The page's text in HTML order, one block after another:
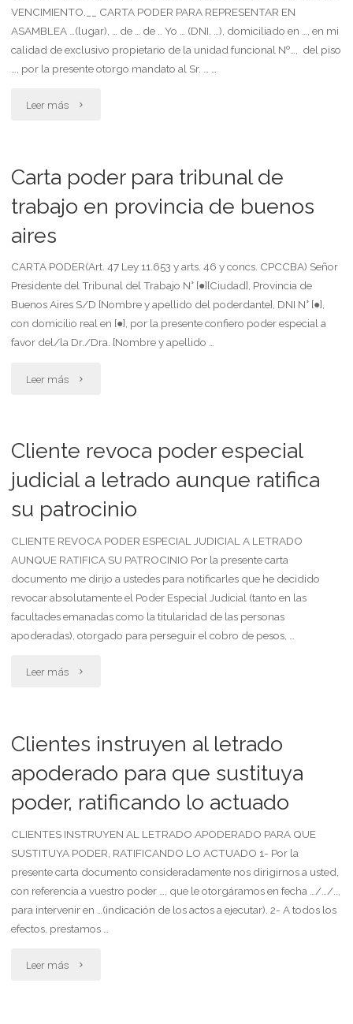
asamblea
por
VENCIMIENTO.__ CARTA PODER PARA REPRESENTAR EN
ASAMBLEA …(lugar), … de … de .. Yo … (DNI. …), domiciliado en …, en mi
calidad de exclusivo propietario de la unidad funcional Nº…, del piso
…, por la presente otorgo mandato al Sr. … …
Leer más "Carta
varias
asambleas
con
Carta poder para tribunal de
trabajo en provincia de buenos
aires
CARTA PODER(Art. 47 Ley 11.653 y arts. 46 y concs. CPCCBA) Señor
Presidente del Tribunal del Trabajo N° [●][Ciudad], Provincia de
Buenos Aires S/D [Nombre y apellido del poderdante], DNI N° [●],
con domicilio real en [●], por la presente confiero poder especial a
favor del/la Dr./Dra. [Nombre y apellido …
Leer más "Carta
tribunal
de
trabajo
en
provincia
Cliente revoca poder especial
judicial a letrado aunque ratifica
su patrocinio
CLIENTE REVOCA PODER ESPECIAL JUDICIAL A LETRADO
AUNQUE RATIFICA SU PATROCINIO Por la presente carta
documento me dirijo a ustedes para notificarles que he decidido
revocar absolutamente el Poder Especial Judicial (tanto en las
facultades emanadas como la titularidad de las personas
apoderadas), otorgado para perseguir el cobro de pesos, …
Leer más "Cliente
poder
especial
judicial
a
letrado
aunque
ratifica
Clientes instruyen al letrado
apoderado para que sustituya
poder, ratificando lo actuado
CLIENTES INSTRUYEN AL LETRADO APODERADO PARA QUE
SUSTITUYA PODER, RATIFICANDO LO ACTUADO 1- Por la
presente carta documento consideradamente nos dirigirnos a usted,
con referencia a vuestro poder …, que le otorgáramos en fecha …/…/..,
para intervenir en …(indicación de los actos a ejecutar). 2- A todos los
efectos, prestamos …
Leer más "Clientes